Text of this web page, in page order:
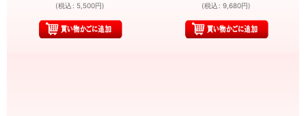
(税込 : 5,500円)
(税込 : 9,680円)